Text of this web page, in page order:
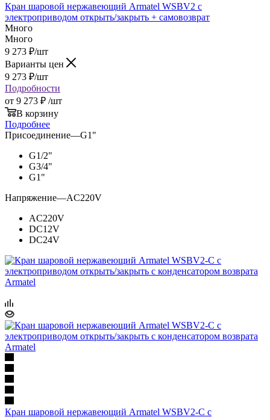
Кран шаровой нержавеющий Armatel WSBV2 с
электроприводом открыть/закрыть + самовозврат
Много
Много
9 273 ₽/шт
Варианты цен
9 273 ₽/шт
Подробности
от 9 273 ₽ /шт
В корзину
Подробнее
Присоединение—G1"
G1/2"
G3/4"
G1"
Напряжение—AC220V
AC220V
DC12V
DC24V
Кран шаровой нержавеющий Armatel WSBV2-С с